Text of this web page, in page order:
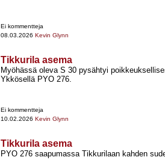
Ei kommentteja
08.03.2026 Kevin Glynn
Tikkurila asema
Myöhässä oleva S 30 pysähtyi
Ykkösellä PYO 276.
Ei kommentteja
10.02.2026 Kevin Glynn
Tikkurila asema
PYO 276 saapumassa Tikkurilaan kahden